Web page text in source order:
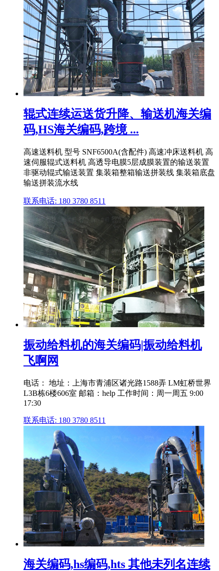
辊式连续运送货升降、输送机海关编
码,HS海关编码,跨境 ...
高速送料机 型号 SNF6500A(含配件) 高速冲床送料机 高
速伺服辊式送料机 高透导电膜5层成膜装置的输送装置
非驱动辊式输送装置 集装箱整箱输送拼装线 集装箱底盘
输送拼装流水线
联系电话: 180 3780 8511
振动给料机的海关编码|振动给料机
飞啊网
电话： 地址：上海市青浦区诸光路1588弄 LM虹桥世界
L3B栋6楼606室 邮箱：help 工作时间：周一周五 9:00
17:30
联系电话: 180 3780 8511
海关编码,hs编码,hts 其他未列名连续